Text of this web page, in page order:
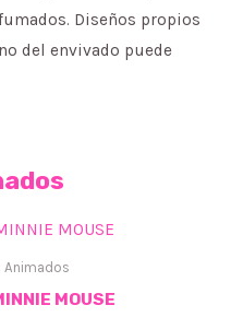
Diseños propios
del envivado puede
Animados
MOUSE